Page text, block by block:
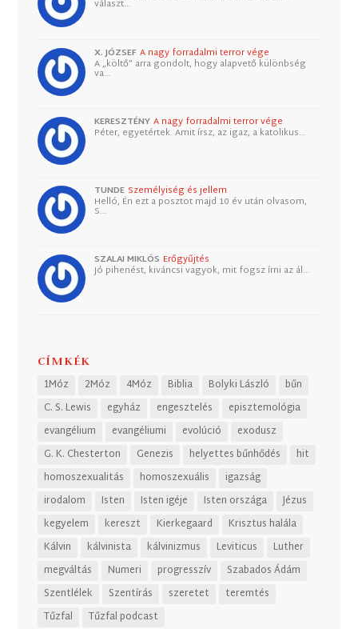
választ…
X. JÓZSEF A nagy forradalmi terror vége
A „költő” arra gondolt, hogy alapvető különbség
va…
KERESZTÉNY A nagy forradalmi terror vége
Péter, egyetértek. Amit írsz, az igaz, a katolikus…
TUNDE Személyiség és jellem
Helló, Én ezt a posztot majd 10 év után olvasom,
S…
SZALAI MIKLÓS Erőgyűjtés
Jó pihenést, kiváncsi vagyok, mit fogsz írni az ál…
CÍMKÉK
1Móz 2Móz 4Móz Biblia Bolyki László
bűn
C. S. Lewis
egyház engesztelés
episztemológia
evangélium
evangéliumi evolúció
exodusz
G. K. Chesterton
Genezis helyettes bűnhődés
hit
homoszexualitás
homoszexuális
igazság
irodalom
Isten Isten igéje Isten országa
Jézus
kegyelem
kereszt Kierkegaard
Krisztus halála
Kálvin
kálvinista kálvinizmus Leviticus
Luther
megváltás
Numeri progresszív
Szabados Ádám
Szentlélek
Szentírás szeretet
teremtés
Tűzfal
Tűzfal podcast